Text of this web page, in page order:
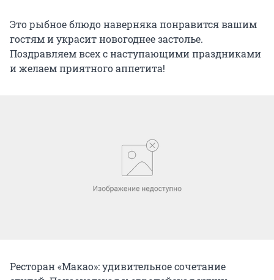
Это рыбное блюдо наверняка понравится вашим
гостям и украсит новогоднее застолье.
Поздравляем всех с наступающими праздниками
и желаем приятного аппетита!
Ресторан «Макао»: удивительное сочетание